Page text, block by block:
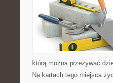
którą można przeżywać
Na kartach tego miejsca